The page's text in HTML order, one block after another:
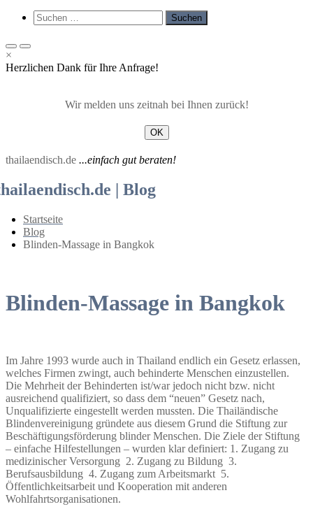
Such-
Formular
Suchen
nach:
Primäres
Menü
für
Primäres
Menü
für
×
Herzlichen Dank für Ihre Anfrage!
Wir melden uns zeitnah bei Ihnen zurück!
OK
thailaendisch.de ...einfach gut beraten!
| Blog
Startseite
Blog
Blinden-Massage in Bangkok
Blinden-Massage in Bangkok
Im Jahre 1993 wurde auch in Thailand endlich ein Gesetz erlassen,
welches Firmen zwingt, auch behinderte Menschen einzustellen.
Die Mehrheit der Behinderten ist/war jedoch nicht bzw. nicht
ausreichend qualifiziert, so dass dem “neuen” Gesetz nach,
Unqualifizierte eingestellt werden mussten. Die Thailändische
Blindenvereinigung gründete aus diesem Grund die Stiftung zur
Beschäftigungsförderung blinder Menschen. Die Ziele der Stiftung
– einfache Hilfestellungen – wurden klar definiert: 1. Zugang zu
medizinischer Versorgung 2. Zugang zu Bildung 3.
Berufsausbildung 4. Zugang zum Arbeitsmarkt 5.
Öffentlichkeitsarbeit und Kooperation mit anderen
Wohlfahrtsorganisationen.